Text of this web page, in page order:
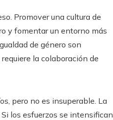
Promover una cultura de
y fomentar un entorno más
de género son
la colaboración de
pero no es insuperable. La
los esfuerzos se intensifican